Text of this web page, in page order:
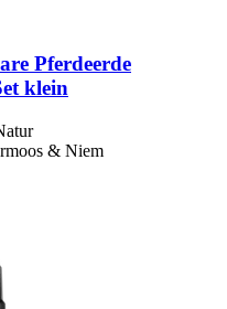
Pferdeerde
klein
& Niem